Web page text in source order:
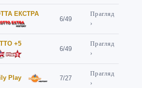
ЕКСТРА
6/49
Прагляд
›
+5
6/49
Прагляд
›
Play 7/27
Прагляд
›